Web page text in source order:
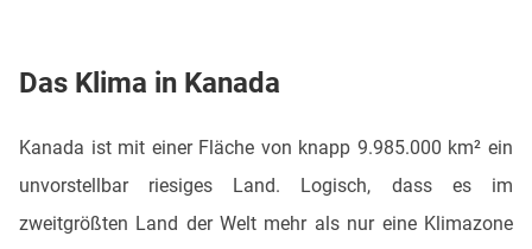
Das Klima in Kanada
Kanada ist mit einer Fläche von knapp 9.985.000 km² ein
unvorstellbar riesiges Land. Logisch, dass es im
zweitgrößten Land der Welt mehr als nur eine Klimazone